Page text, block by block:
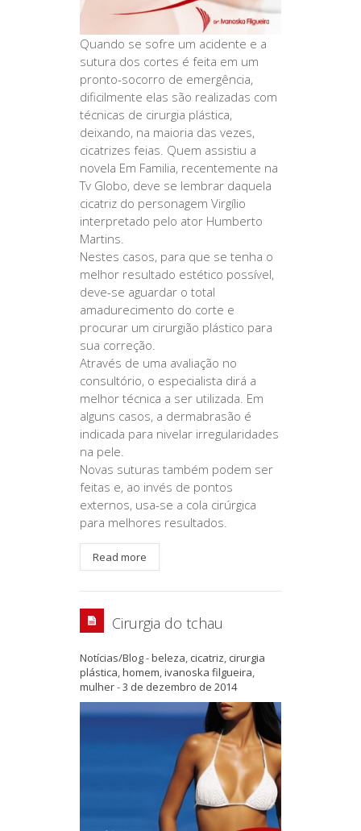
Quando se sofre um acidente e a
sutura dos cortes é feita em um
pronto-socorro de emergência,
dificilmente elas são realizadas com
técnicas de cirurgia plástica,
deixando, na maioria das vezes,
cicatrizes feias. Quem assistiu a
novela Em Familia, recentemente na
Tv Globo, deve se lembrar daquela
cicatriz do personagem Virgílio
interpretado pelo ator Humberto
Martins.
Nestes casos, para que se tenha o
melhor resultado estético possível,
deve-se aguardar o total
amadurecimento do corte e
procurar um cirurgião plástico para
sua correção.
Através de uma avaliação no
consultório, o especialista dirá a
melhor técnica a ser utilizada. Em
alguns casos, a dermabrasão é
indicada para nivelar irregularidades
na pele.
Novas suturas também podem ser
feitas e, ao invés de pontos
externos, usa-se a cola cirúrgica
para melhores resultados.
Read more
Cirurgia do tchau
Notícias/Blog-beleza, cicatriz, cirurgia
plástica,homem,ivanoska filgueira,
mulher-3 de dezembro de 2014